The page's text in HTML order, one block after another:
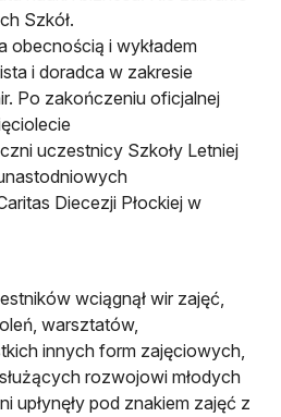
Szkół.
obecnością i wykładem
i doradca w zakresie
Po zakończeniu oficjalnej
uczestnicy Szkoły Letniej
Diecezji Płockiej w
wciągnął wir zajęć,
warsztatów,
innych form zajęciowych,
rozwojowi młodych
upłynęły pod znakiem zajęć z